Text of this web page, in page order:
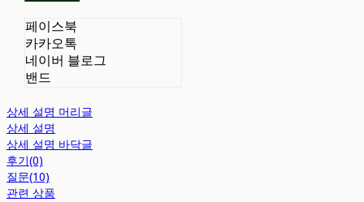
페이스북
카카오톡
네이버 블로그
밴드
상세 설명 머리글
상세 설명
상세 설명 바닥글
후기(0)
질문(10)
관련 상품